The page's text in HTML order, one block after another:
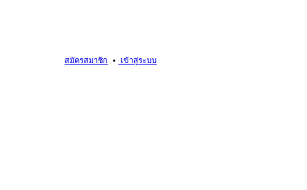
เข้าสู่ระบบ
สมัครสมาชิก